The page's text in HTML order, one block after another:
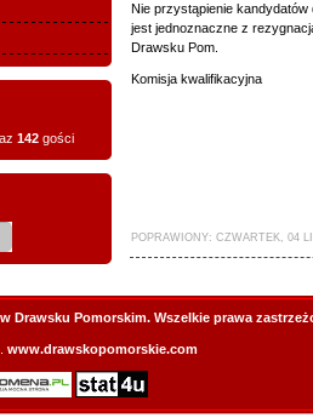
142 gości
Nie przystąpienie
jest jednoznaczne z
Drawsku Pom.
Komisja kwalifikacyjna
POPRAWIONY: CZWARTEK, 04
Drawsku Pomorskim. Wszelkie prawa
www.drawskopomorskie.com